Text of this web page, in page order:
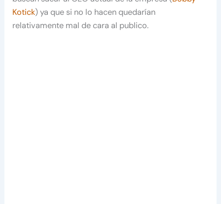
Kotick) ya que si no lo hacen quedarían
relativamente mal de cara al publico.